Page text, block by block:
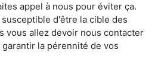
appel à nous pour éviter ça.
d'être la cible des
vous allez devoir nous contacter
la pérennité de vos